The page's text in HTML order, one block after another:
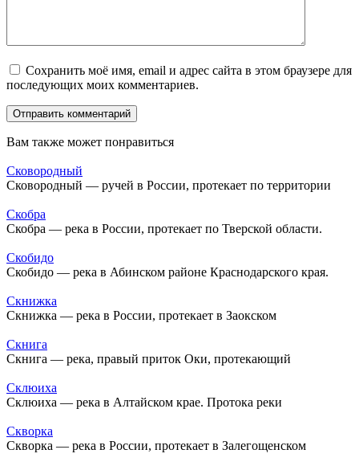
Сохранить моё имя, email и адрес сайта в этом браузере для
последующих моих комментариев.
Вам также может понравиться
Сковородный
Сковородный — ручей в России, протекает по территории
Скобра
Скобра — река в России, протекает по Тверской области.
Скобидо
Скобидо — река в Абинском районе Краснодарского края.
Скнижка
Скнижка — река в России, протекает в Заокском
Скнига
Скнига — река, правый приток Оки, протекающий
Склюиха
Склюиха — река в Алтайском крае. Протока реки
Скворка
Скворка — река в России, протекает в Залегощенском